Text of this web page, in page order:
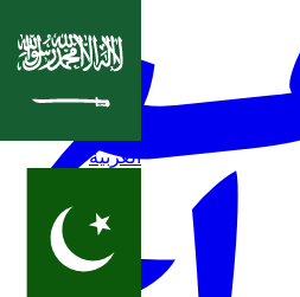
العربية